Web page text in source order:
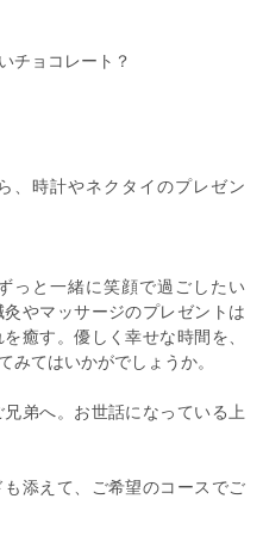
チョコレート？
、時計やネクタイのプレゼン
っと一緒に笑顔で過ごしたい
やマッサージのプレゼントは
癒す。優しく幸せな時間を、
みてはいかがでしょうか。
弟へ。お世話になっている上
添えて、ご希望のコースでご